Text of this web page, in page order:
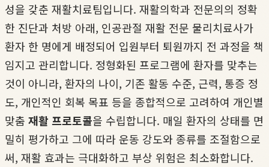
성을 갖춘 재활치료팀입니다. 재활의학과 전문의의 정확
한 진단과 처방 아래, 인공관절 재활 전문 물리치료사가
환자 한 명에게 배정되어 입원부터 퇴원까지 전 과정을 책
임지고 관리합니다. 정형화된 프로그램에 환자를 맞추는
것이 아니라, 환자의 나이, 기존 활동 수준, 근력, 통증 정
도, 개인적인 회복 목표 등을 종합적으로 고려하여 개인별
맞춤 재활 프로토콜을 수립합니다. 매일 환자의 상태를 면
밀히 평가하고 그에 따라 운동 강도와 종류를 조절함으로
써, 재활 효과는 극대화하고 부상 위험은 최소화합니다.